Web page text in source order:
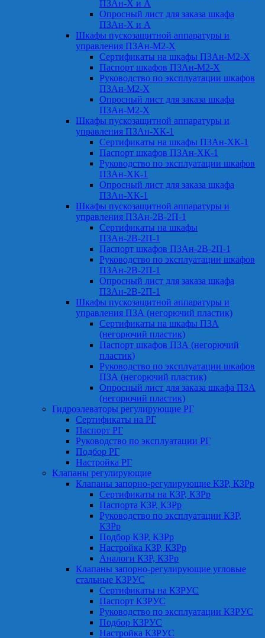
ПЗАн-Х и А
Опросный лист для заказа шкафа
ПЗАн-Х и А
Шкафы пускозащитной аппаратуры и
управления ПЗАн-М2-Х
Сертификаты на шкафы ПЗАн-М2-Х
Паспорт шкафов ПЗАн-М2-Х
Руководство по эксплуатации шкафов
ПЗАн-М2-Х
Опросный лист для заказа шкафа
ПЗАн-М2-Х
Шкафы пускозащитной аппаратуры и
управления ПЗАн-ХК-1
Сертификаты на шкафы ПЗАн-ХК-1
Паспорт шкафов ПЗАн-ХК-1
Руководство по эксплуатации шкафов
ПЗАн-ХК-1
Опросный лист для заказа шкафа
ПЗАн-ХК-1
Шкафы пускозащитной аппаратуры и
управления ПЗАн-2В-2П-1
Сертификаты на шкафы
ПЗАн-2В-2П-1
Паспорт шкафов ПЗАн-2В-2П-1
Руководство по эксплуатации шкафов
ПЗАн-2В-2П-1
Опросный лист для заказа шкафа
ПЗАн-2В-2П-1
Шкафы пускозащитной аппаратуры и
управления ПЗА (негорючий пластик)
Сертификаты на шкафы ПЗА
(негорючий пластик)
Паспорт шкафов ПЗА (негорючий
пластик)
Руководство по эксплуатации шкафов
ПЗА (негорючий пластик)
Опросный лист для заказа шкафа ПЗА
(негорючий пластик)
Гидроэлеваторы регулирующие РГ
Сертификаты на РГ
Паспорт РГ
Руководство по эксплуатации РГ
Подбор РГ
Настройка РГ
Клапаны регулирующие
Клапаны запорно-регулирующие КЗР, КЗРр
Сертификаты на КЗР, КЗРр
Паспорта КЗР, КЗРр
Руководство по эксплуатации КЗР,
КЗРр
Подбор КЗР, КЗРр
Настройка КЗР, КЗРр
Аналоги КЗР, КЗРр
Клапаны запорно-регулирующие угловые
стальные КЗРУС
Сертификаты на КЗРУС
Паспорт КЗРУС
Руководство по эксплуатации КЗРУС
Подбор КЗРУС
Настройка КЗРУС